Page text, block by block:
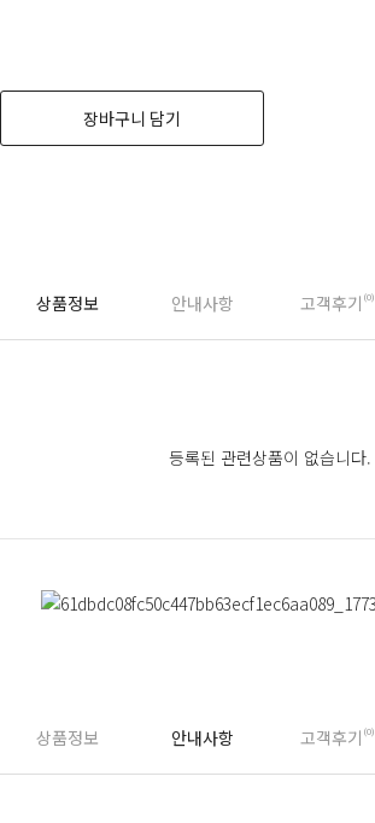
상품정보 안내사항 고객후기 (0)
등록된 관련상품이 없습니다.
상품정보 안내사항 고객후기 (0)